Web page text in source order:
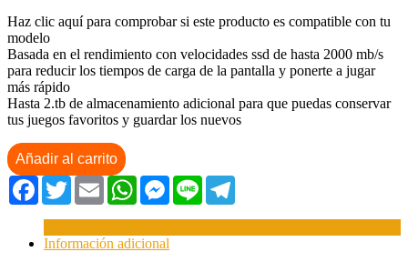
Haz clic aquí para comprobar si este producto es compatible con tu
modelo
Basada en el rendimiento con velocidades ssd de hasta 2000 mb/s
para reducir los tiempos de carga de la pantalla y ponerte a jugar
más rápido
Hasta 2.tb de almacenamiento adicional para que puedas conservar
tus juegos favoritos y guardar los nuevos
Añadir al carrito
Facebook
TwitterEmail WhatsAppMessenger
Line
Información adicional